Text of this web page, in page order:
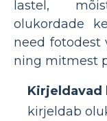
lastel,
olukordade
need fotodest
ning mitmest
Kirjeldavad
kirjeldab